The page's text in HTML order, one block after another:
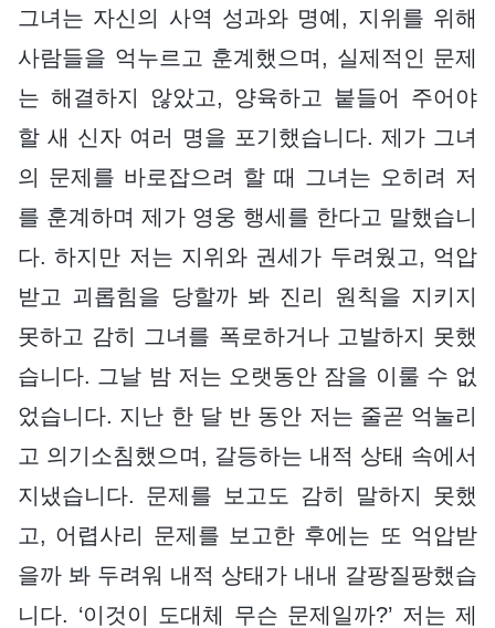
그녀는 자신의 사역 성과와 명예, 지위를 위해
사람들을 억누르고 훈계했으며, 실제적인 문제
는 해결하지 않았고, 양육하고 붙들어 주어야
할 새 신자 여러 명을 포기했습니다. 제가 그녀
의 문제를 바로잡으려 할 때 그녀는 오히려 저
를 훈계하며 제가 영웅 행세를 한다고 말했습니
다. 하지만 저는 지위와 권세가 두려웠고, 억압
받고 괴롭힘을 당할까 봐 진리 원칙을 지키지
못하고 감히 그녀를 폭로하거나 고발하지 못했
습니다. 그날 밤 저는 오랫동안 잠을 이룰 수 없
었습니다. 지난 한 달 반 동안 저는 줄곧 억눌리
고 의기소침했으며, 갈등하는 내적 상태 속에서
지냈습니다. 문제를 보고도 감히 말하지 못했
고, 어렵사리 문제를 보고한 후에는 또 억압받
을까 봐 두려워 내적 상태가 내내 갈팡질팡했습
니다. ‘이것이 도대체 무슨 문제일까?’ 저는 제